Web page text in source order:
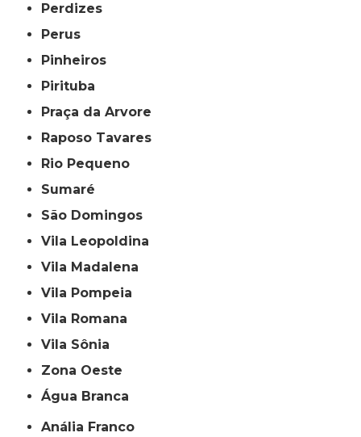
Perdizes
Perus
Pinheiros
Pirituba
Praça da Arvore
Raposo Tavares
Rio Pequeno
Sumaré
São Domingos
Vila Leopoldina
Vila Madalena
Vila Pompeia
Vila Romana
Vila Sônia
Zona Oeste
Água Branca
Anália Franco